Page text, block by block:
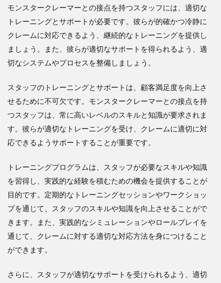
モンスタークレーマーとの接点を持つスタッフには、適切な
トレーニングとサポートが必要です。彼らが的確かつ冷静に
クレームに対応できるよう、継続的なトレーニングを提供し
ましょう。また、彼らが適切なサポートを得られるよう、適
切なシステムやプロセスを整備しましょう。
スタッフのトレーニングとサポートは、顧客満足度を向上さ
せるために不可欠です。モンスタークレーマーとの接点を持
つスタッフは、常に高いレベルのスキルと知識が要求されま
す。彼らが適切なトレーニングを受け、クレームに適切に対
応できるようサポートすることが重要です。
トレーニングプログラムは、スタッフが必要なスキルや知識
を習得し、実践的な経験を積むための機会を提供することが
目的です。定期的なトレーニングセッションやワークショッ
プを通じて、スタッフのスキルや知識を向上させることがで
きます。また、実践的なシミュレーションやロールプレイを
通じて、クレームに対する適切な対応方法を身につけること
ができます。
さらに、スタッフが適切なサポートを受けられるよう、適切